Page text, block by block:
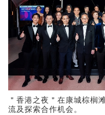
＂香港之夜＂在康城棕榈
流及探索合作机会。